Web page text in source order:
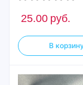
25.00 руб.
В